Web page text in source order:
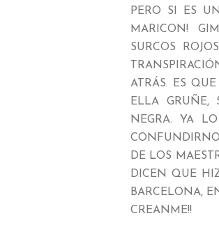
PERO SI ES
MARICON!
SURCOS
ATRÁS. ES
ELLA GRUÑE,
NEGRA. YA
DE LOS
DICEN QUE
BARCELONA,
CREANME!!